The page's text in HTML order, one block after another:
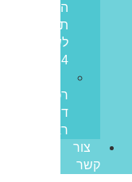
הבנייה
תחזית
לשנת
2024
רכישה
דירה
ראשונה
צור
קשר